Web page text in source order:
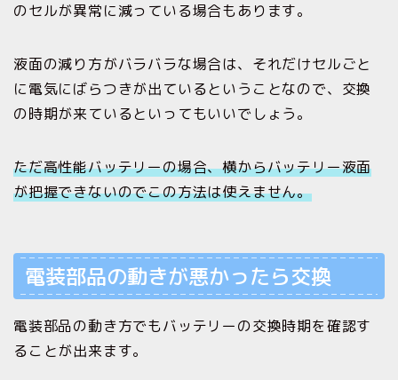
のセルが異常に減っている場合もあります。
液面の減り方がバラバラな場合は、それだけセルごと
に電気にばらつきが出ているということなので、交換
の時期が来ているといってもいいでしょう。
ただ高性能バッテリーの場合、横からバッテリー液面
が把握できないのでこの方法は使えません。
電装部品の動きが悪かったら交換
電装部品の動き方でもバッテリーの交換時期を確認す
ることが出来ます。